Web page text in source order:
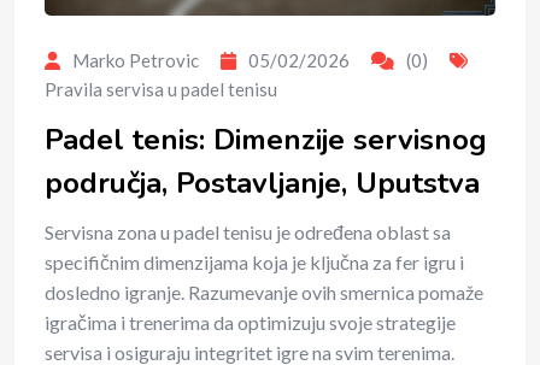
Marko Petrovic 05/02/2026
(0)
Pravila servisa u padel tenisu
Padel tenis: Dimenzije servisnog
područja, Postavljanje, Uputstva
Servisna zona u padel tenisu je određena oblast sa
specifičnim dimenzijama koja je ključna za fer igru i
dosledno igranje. Razumevanje ovih smernica pomaže
igračima i trenerima da optimizuju svoje strategije
servisa i osiguraju integritet igre na svim terenima.